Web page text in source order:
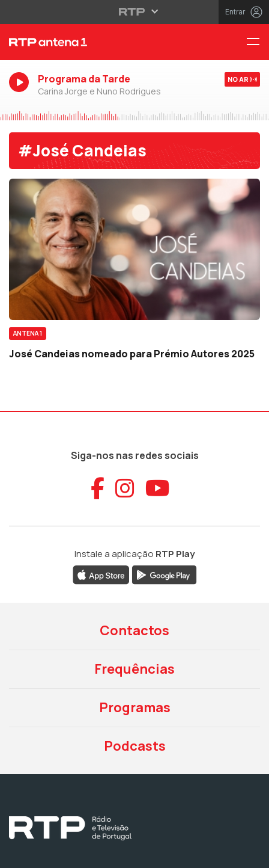
Entrar
Programa da Tarde
Carina Jorge e Nuno Rodrigues
NO AR
#José Candeias
ANTENA 1
José Candeias nomeado para Prémio Autores 2025
Siga-nos nas redes sociais
Aceder ao
Aceder ao
Aceder
Instale a aplicação RTP Play
Contactos
Frequências
Programas
Podcasts